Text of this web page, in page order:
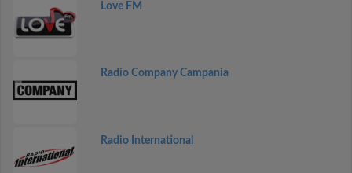
Love FM
Radio Company Campania
Radio International